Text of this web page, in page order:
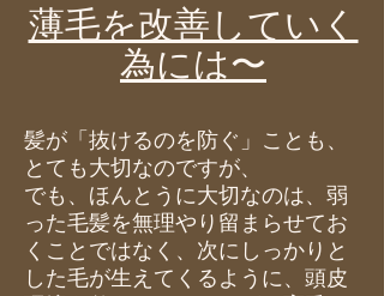
​薄毛を改善していく
為には〜
髪が「抜けるのを防ぐ」ことも、
とても大切なのですが、
でも、ほんとうに大切なのは、弱
った毛髪を無理やり留まらせてお
くことではなく、次にしっかりと
した毛が生えてくるように、頭皮